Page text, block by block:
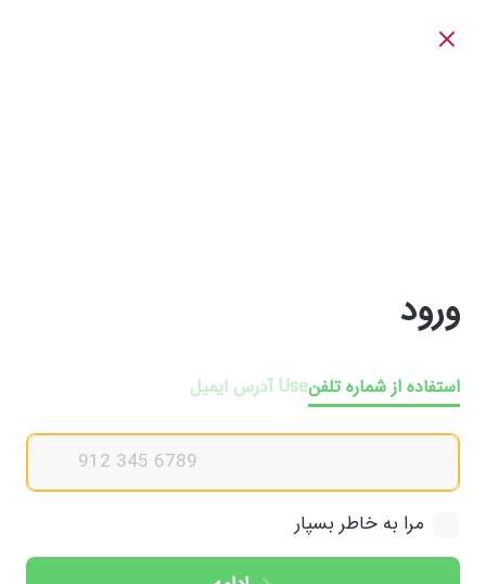
ورود
استفاده از شماره تلفنUse آدرس ایمیل
مرا به خاطر بسپار